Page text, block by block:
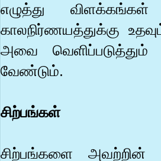
எழுத்து
காலநிர்ணயத்துக்கு
அவை
வேண்டும்.
சிற்பங்கள்
சிற்பங்களை அவற்றின்